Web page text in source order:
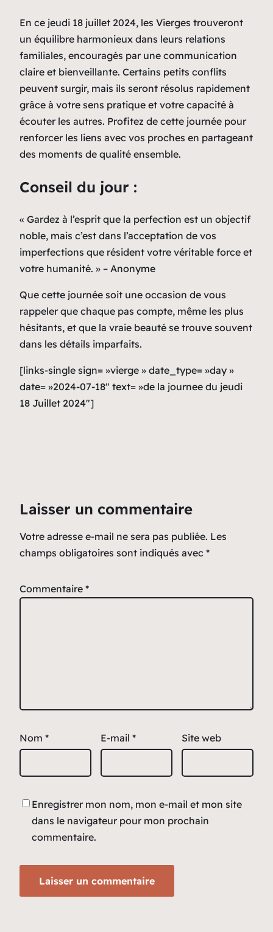
En ce jeudi 18 juillet 2024, les Vierges trouveront
un équilibre harmonieux dans leurs relations
familiales, encouragés par une communication
claire et bienveillante. Certains petits conflits
peuvent surgir, mais ils seront résolus rapidement
grâce à votre sens pratique et votre capacité à
écouter les autres. Profitez de cette journée pour
renforcer les liens avec vos proches en partageant
des moments de qualité ensemble.
Conseil du jour :
« Gardez à l’esprit que la perfection est un objectif
noble, mais c’est dans l’acceptation de vos
imperfections que résident votre véritable force et
votre humanité. » – Anonyme
Que cette journée soit une occasion de vous
rappeler que chaque pas compte, même les plus
hésitants, et que la vraie beauté se trouve souvent
dans les détails imparfaits.
[links-single sign= »vierge » date_type= »day »
date= »2024-07-18″ text= »de la journee du jeudi
18 Juillet 2024″]
Laisser un commentaire
Votre adresse e-mail ne sera pas publiée. Les
champs obligatoires sont indiqués avec *
Commentaire *
Nom * E-mail * Site web
Enregistrer mon nom, mon e-mail et mon site
dans le navigateur pour mon prochain
commentaire.